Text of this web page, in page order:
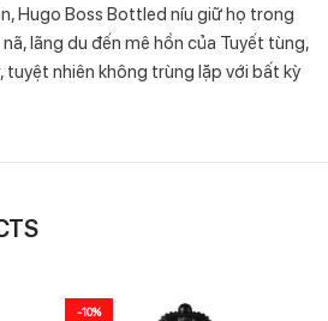
Hugo Boss Bottled níu giữ họ trong
lãng du đến mê hồn của Tuyết tùng,
tuyệt nhiên không trùng lặp với bất kỳ
-10%